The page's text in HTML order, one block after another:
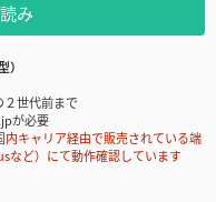
み
世代前まで
が必要
キャリア経由で販売されている端
など）にて動作確認しています